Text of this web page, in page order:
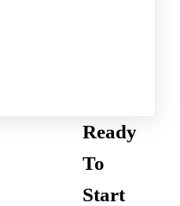
Ready
To
Start